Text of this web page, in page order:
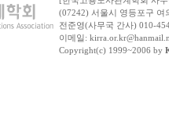
(07242) 서울시 영등포구 여
전준영(사무국 간사) 010-
이메일:
Copyright(c) 1999~2006 by